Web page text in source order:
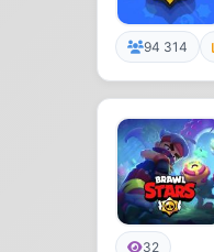
94 314
32